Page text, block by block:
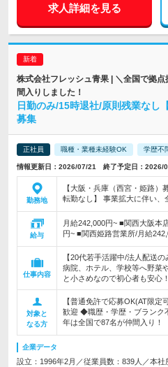
求人詳細を見る
株式会社フレッシュ青果 | ＼全国で拠
間入りしました！
日勤のみ/15時退社/原則残業なし
募集
正社員 職種・業種未経験OK 学歴不
情報更新日：2026/07/21 終了予定日：2026/
勤務地
【大阪・兵庫（西宮・姫路）
転勤なし】 事業拡大に伴い、
給与
月給242,000円~ ■関西大阪本
円~ ■関西姫路営業所/月給
仕事内容
【20代若手活躍中/法人配送
病院、ホテル、学校等へ野菜
と小さめなので初心者も安心！
対象と
なる方
【普通免許で応募OK(AT限
歓迎 ◆職歴・学歴・ブランク
年は全国で87名が仲間入り！
企業データ
設立：1996年2月／従業員数：839人／本社